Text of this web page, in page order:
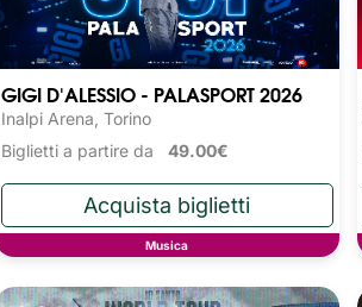
GIGI D'ALESSIO - PALASPORT 2026
Inalpi Arena, Torino
Biglietti a partire da 49.00€
Musica